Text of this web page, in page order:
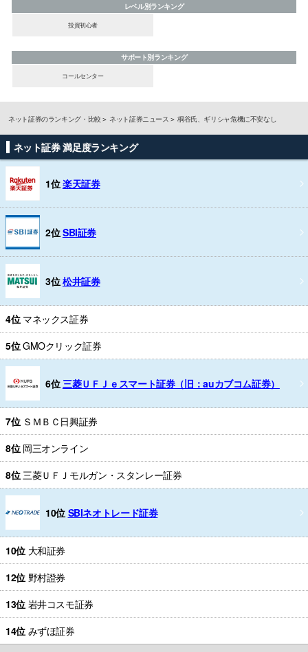
レベル別ランキング
投資初心者
サポート別ランキング
コールセンター
ネット証券のランキング・比較 ネット証券ニュース 桐谷氏、ギリシャ危機に不安なし
ネット証券 満足度ランキング
1位楽天証券
2位SBI証券
3位松井証券
4位 マネックス証券
5位GMOクリック証券
6位 三菱ＵＦＪｅスマート証券（旧：auカブコム証券）
7位 ＳＭＢＣ日興証券
8位 岡三オンライン
8位 三菱ＵＦＪモルガン・スタンレー証券
10位 SBIネオトレード証券
10位 大和証券
12位 野村證券
13位 岩井コスモ証券
14位 みずほ証券